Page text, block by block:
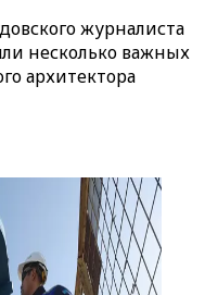
журналиста
несколько важных
архитектора